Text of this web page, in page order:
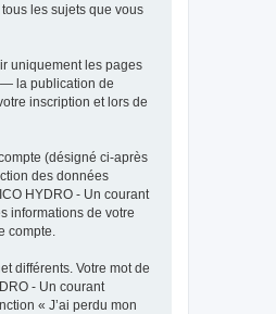
les sujets que vous
uniquement les pages
— la publication de
inscription et lors de
(désigné ci-après
des données
HYDRO - Un courant
informations de votre
compte.
différents. Votre mot de
- Un courant
« J’ai perdu mon